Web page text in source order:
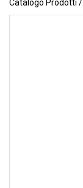
Catalogo Prodotti /